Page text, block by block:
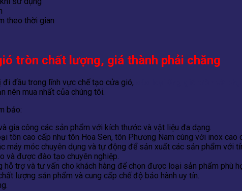
theo thời gian
tròn chất lượng, giá thành phải chăng
đi đầu trong lĩnh vực chế tạo cửa gió,
nên mua nhất của chúng tôi.
bảo:
gia công các sản phẩm với kích thước và vật liệu đa dạng.
tôn cao cấp như tôn Hoa Sen, tôn Phương Nam cùng với inox cao
máy móc chuyên dụng và tự động để sản xuất các sản phẩm với
và được đào tạo chuyên nghiệp.
trợ và tư vấn cho khách hàng để chọn được loại sản phẩm phù
lượng sản phẩm và cung cấp chế độ bảo hành uy tín.